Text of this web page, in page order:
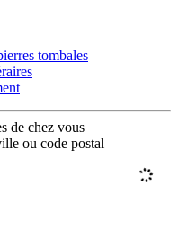
tombales
de chez vous
ou code postal